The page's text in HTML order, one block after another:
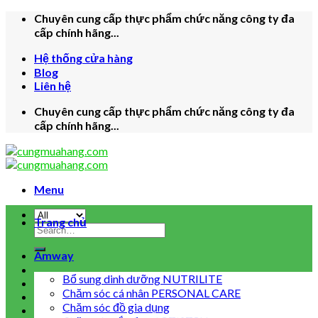
Skip
Chuyên cung cấp thực phẩm chức năng công ty đa
cấp chính hãng...
Hệ thống cửa hàng
Blog
Liên hệ
Chuyên cung cấp thực phẩm chức năng công ty đa
cấp chính hãng...
Menu
Search
for:
Trang chủ
Amway
Bổ sung dinh dưỡng NUTRILITE
Chăm sóc cá nhân PERSONAL CARE
Chăm sóc đồ gia dụng